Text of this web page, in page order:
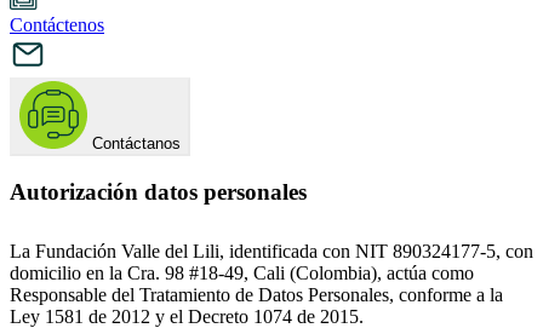
Contáctenos
Contáctanos
Autorización datos personales
La Fundación Valle del Lili, identificada con NIT 890324177-5, con
domicilio en la Cra. 98 #18-49, Cali (Colombia), actúa como
Responsable del Tratamiento de Datos Personales, conforme a la
Ley 1581 de 2012 y el Decreto 1074 de 2015.